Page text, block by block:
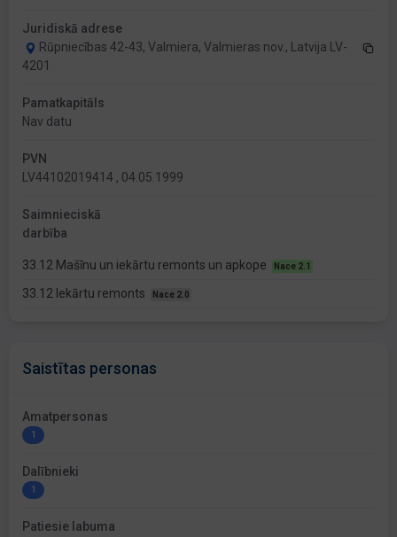
Juridiskā adrese
Rūpniecības 42-43, Valmiera, Valmieras nov., Latvija LV-
4201
Pamatkapitāls
Nav datu
PVN
LV44102019414 , 04.05.1999
Saimnieciskā
darbība
33.12 Mašīnu un iekārtu remonts un apkope Nace 2.1
33.12 Iekārtu remonts Nace 2.0
Saistītas personas
Amatpersonas
1
Dalībnieki
1
Patiesie labuma